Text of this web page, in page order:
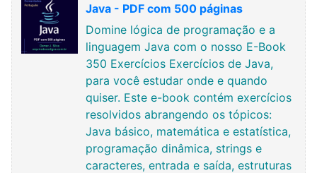
Java - PDF com 500 páginas
Domine lógica de programação e a
linguagem Java com o nosso E-Book
350 Exercícios Exercícios de Java,
para você estudar onde e quando
quiser. Este e-book contém exercícios
resolvidos abrangendo os tópicos:
Java básico, matemática e estatística,
programação dinâmica, strings e
caracteres, entrada e saída, estruturas